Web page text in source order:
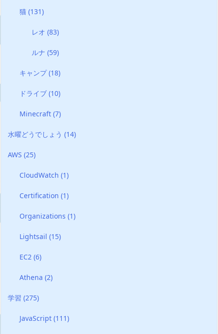
猫(131)
レオ (83)
ルナ (59)
キャンプ(18)
ドライブ(10)
Minecraft(7)
水曜どうでしょう (14)
AWS (25)
CloudWatch(1)
Certification(1)
Organizations(1)
Lightsail(15)
EC2(6)
Athena(2)
学習 (275)
JavaScript(111)